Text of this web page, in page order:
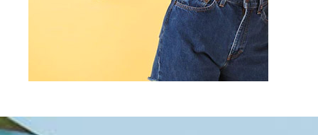
Sacs Shopping